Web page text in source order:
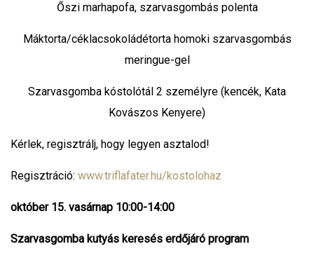
Őszi marhapofa, szarvasgombás polenta
Máktorta/céklacsokoládétorta homoki szarvasgombás
meringue-gel
Szarvasgomba kóstolótál 2 személyre (kencék, Kata
Kovászos Kenyere)
Kérlek, regisztrálj, hogy legyen asztalod!
Regisztráció: www.triflafater.hu/kostolohaz
október 15. vasárnap 10:00-14:00
Szarvasgomba kutyás keresés erdőjáró program